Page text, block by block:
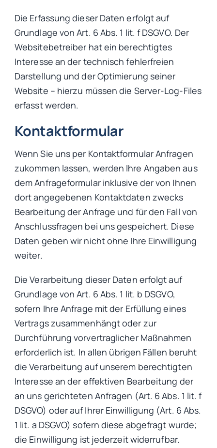
Die Erfassung dieser Daten erfolgt auf
Grundlage von Art. 6 Abs. 1 lit. f DSGVO. Der
Websitebetreiber hat ein berechtigtes
Interesse an der technisch fehlerfreien
Darstellung und der Optimierung seiner
Website – hierzu müssen die Server-Log-Files
erfasst werden.
Kontaktformular
Wenn Sie uns per Kontaktformular Anfragen
zukommen lassen, werden Ihre Angaben aus
dem Anfrageformular inklusive der von Ihnen
dort angegebenen Kontaktdaten zwecks
Bearbeitung der Anfrage und für den Fall von
Anschlussfragen bei uns gespeichert. Diese
Daten geben wir nicht ohne Ihre Einwilligung
weiter.
Die Verarbeitung dieser Daten erfolgt auf
Grundlage von Art. 6 Abs. 1 lit. b DSGVO,
sofern Ihre Anfrage mit der Erfüllung eines
Vertrags zusammenhängt oder zur
Durchführung vorvertraglicher Maßnahmen
erforderlich ist. In allen übrigen Fällen beruht
die Verarbeitung auf unserem berechtigten
Interesse an der effektiven Bearbeitung der
an uns gerichteten Anfragen (Art. 6 Abs. 1 lit. f
DSGVO) oder auf Ihrer Einwilligung (Art. 6 Abs.
1 lit. a DSGVO) sofern diese abgefragt wurde;
die Einwilligung ist jederzeit widerrufbar.